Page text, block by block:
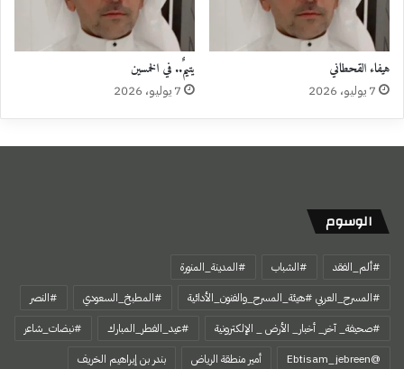
هيفاء القحطاني
7 يوليو، 2026
يتيمٌ.. في الخمسين
7 يوليو، 2026
الوسوم
#ألم_الفقد #الشباب
#المدينة_المنورة
#المسرح_العربي #هيئة_المسرح_والفنون_الأدائية
#المطبخ_السعودي
#النصر
#صحيفة_ آخر_ أخبار_ الأرض _ الإلكترونية
#عيد_الفطر_المبارك
#نبضات_شاعر
@Ebtisam_jebreen
أمير منطقة الرياض
بندر بن إبراهيم الخريف